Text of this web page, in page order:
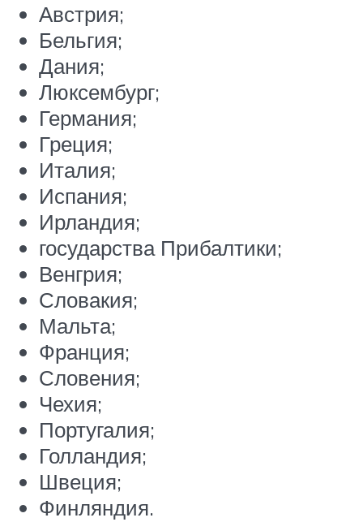
Австрия;
Бельгия;
Дания;
Люксембург;
Германия;
Греция;
Италия;
Испания;
Ирландия;
государства Прибалтики;
Венгрия;
Словакия;
Мальта;
Франция;
Словения;
Чехия;
Португалия;
Голландия;
Швеция;
Финляндия.